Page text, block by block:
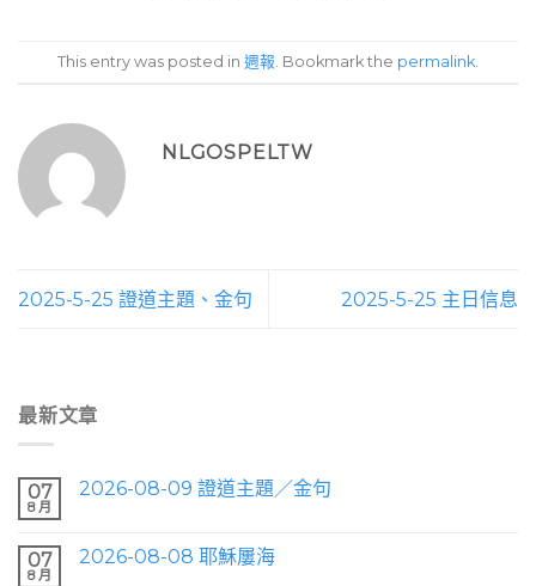
This entry was posted in 週報 . Bookmark the permalink
NLGOSPELTW
2025-5-25 證道主題、金句 2025-5-25 主日信息
最新文章
07
8 月
2026-08-09 證道主題／金句
07
8 月
2026-08-08 耶穌屢海